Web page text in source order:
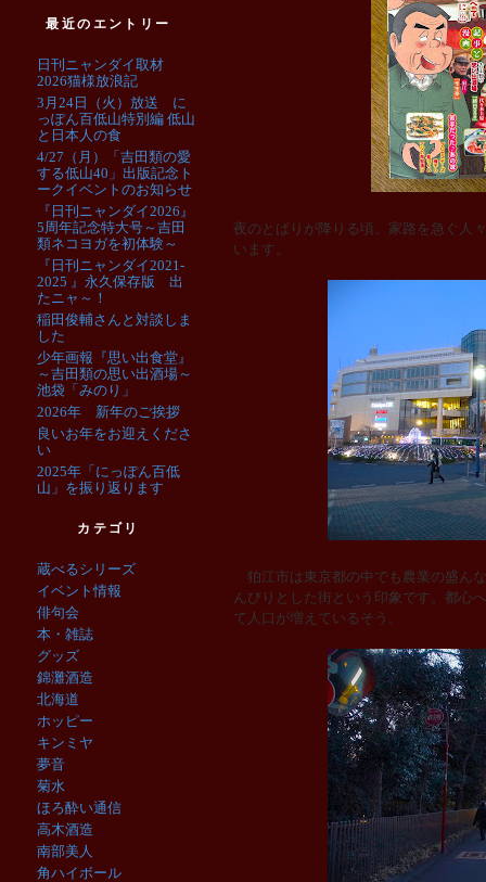
夜のとばりが降りる頃、家路を急ぐ人
います。
狛江市は東京都の中でも農業の盛ん
んびりとした街という印象です。都心
て人口が増えているそう。
最近のエントリー
日刊ニャンダイ取材
2026猫様放浪記
3月24日（火）放送 に
っぽん百低山特別編 低山
と日本人の食
4/27（月）「吉田類の愛
する低山40」出版記念ト
ークイベントのお知らせ
『日刊ニャンダイ2026』
5周年記念特大号～吉田
類ネコヨガを初体験～
『日刊ニャンダイ2021-
2025 』永久保存版 出
たニャ～！
稲田俊輔さんと対談しま
した
少年画報『思い出食堂』
～吉田類の思い出酒場～
池袋「みのり」
2026年 新年のご挨拶
良いお年をお迎えくださ
い
2025年「にっぽん百低
山」を振り返ります
カテゴリ
蔵べるシリーズ
イベント情報
俳句会
本・雑誌
グッズ
錦灘酒造
北海道
ホッピー
キンミヤ
夢音
菊水
ほろ酔い通信
高木酒造
南部美人
角ハイボール